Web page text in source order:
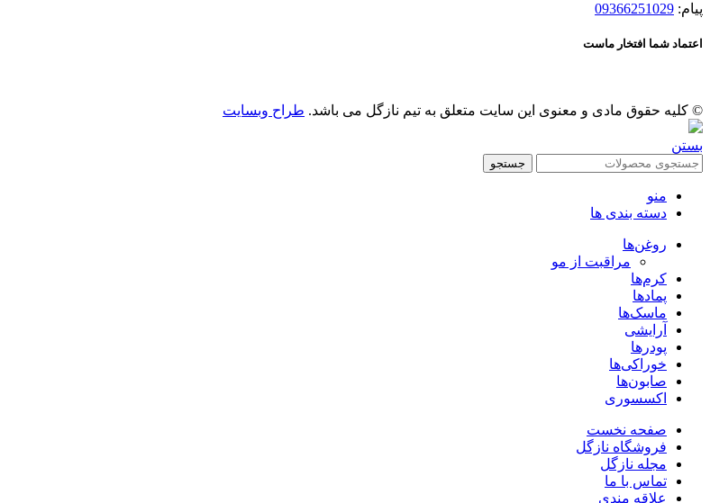
پیام: 09366251029
اعتماد شما افتخار ماست
© کلیه حقوق مادی و معنوی این سایت متعلق به تیم نازگل می باشد. طراح وبسایت
بستن
جستجو
منو
دسته بندی ها
روغن‌ها
مراقبت از مو
کرم‌ها
پمادها
ماسک‌ها
آرایشی
پودرها
خوراکی‌ها
صابون‌ها
اکسسوری
صفحه نخست
فروشگاه نازگل
مجله نازگل
تماس با ما
علاقه مندی